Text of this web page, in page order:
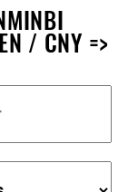
/ CNY =>